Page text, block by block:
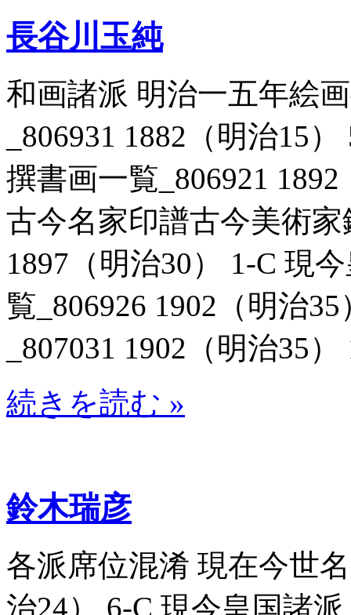
長谷川玉純
和画諸派 明治一五年絵
_806931 1882（明治15
撰書画一覧_806921
古今名家印譜古今美術
1897（明治30） 1-C 現
覧_806926 1902（明治
_807031 1902（明治35）
続きを読む »
鈴木瑞彦
各派席位混淆 現在今世
治24） 6-C 現今皇国諸